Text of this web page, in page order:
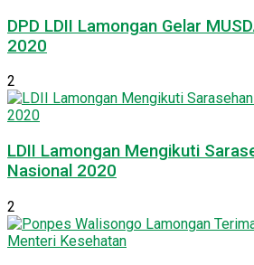
DPD LDII Lamongan Gelar
2020
2
LDII Lamongan Mengikuti
Nasional 2020
2